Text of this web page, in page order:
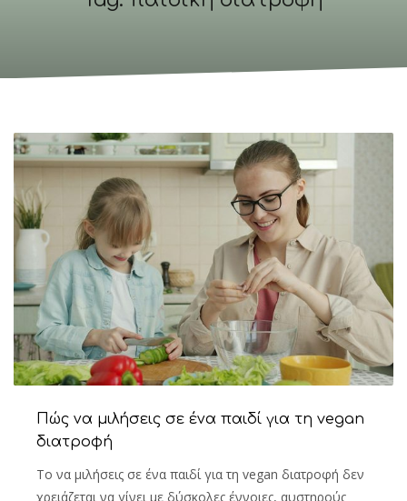
Πώς να μιλήσεις σε ένα παιδί για τη vegan
διατροφή
Το να μιλήσεις σε ένα παιδί για τη vegan διατροφή δεν
χρειάζεται να γίνει με δύσκολες έννοιες, αυστηρούς